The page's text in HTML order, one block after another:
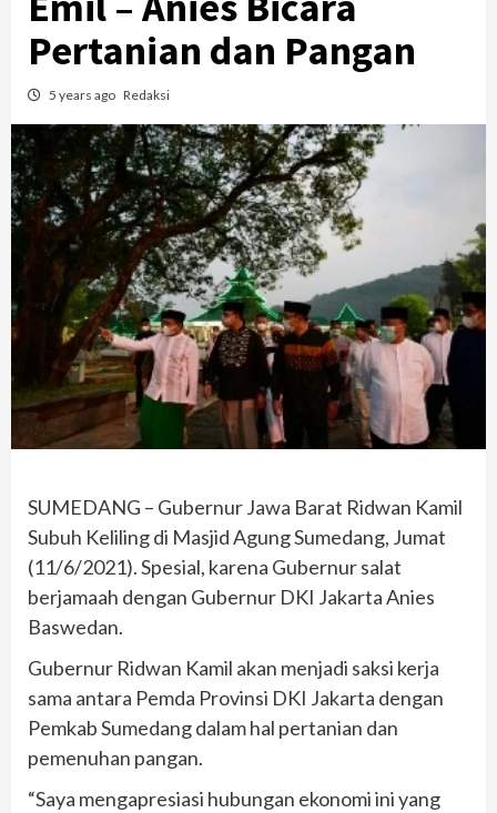
Pertanian dan Pangan
5 years ago Redaksi
SUMEDANG – Gubernur Jawa Barat Ridwan Kamil
Subuh Keliling di Masjid Agung Sumedang, Jumat
(11/6/2021). Spesial, karena Gubernur salat
berjamaah dengan Gubernur DKI Jakarta Anies
Baswedan.
Gubernur Ridwan Kamil akan menjadi saksi kerja
sama antara Pemda Provinsi DKI Jakarta dengan
Pemkab Sumedang dalam hal pertanian dan
pemenuhan pangan.
“Saya mengapresiasi hubungan ekonomi ini yang